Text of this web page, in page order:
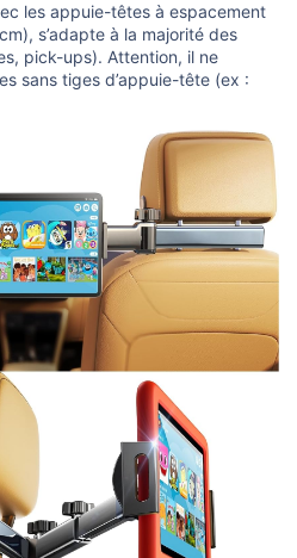
les appuie-têtes à espacement
s’adapte à la majorité des
pick-ups). Attention, il ne
sans tiges d’appuie-tête (ex :